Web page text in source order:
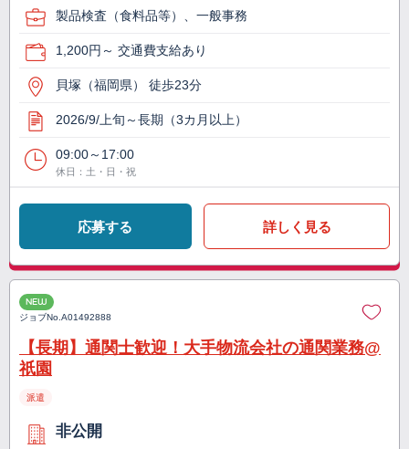
製品検査（食料品等）、一般事務
1,200円～ 交通費支給あり
貝塚（福岡県） 徒歩23分
2026/9/上旬～長期（3カ月以上）
09:00～17:00
休日：土・日・祝
応募する 詳しく見る
NEW
ジョブNo.A01492888
【長期】通関士歓迎！大手物流会社の通関業務@
祇園
派遣
非公開